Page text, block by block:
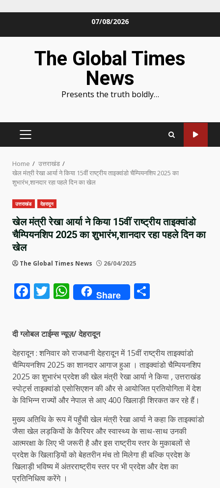
07/08/2026
The Global Times
News
Presents the truth boldly…
PRIMARY
Home
उत्तराखंड
खेल मंत्री रेखा आर्या ने किया 15वीं राष्ट्रीय ताइक्वांडो चैम्पियनशिप 2025 का
शुभारंभ,शानदार रहा पहले दिन का खेल
उत्तराखंड देहरादून
खेल मंत्री रेखा आर्या ने किया 15वीं राष्ट्रीय ताइक्वांडो
चैम्पियनशिप 2025 का शुभारंभ,शानदार रहा पहले दिन का
खेल
The Global Times News 26/04/2025
Facebook
Twitter
WhatsApp
Share
दी ग्लोबल टाईम्स न्यूज़/ देहरादून
देहरादून : शनिवार को राजधानी देहरादून में 15वीं राष्ट्रीय ताइक्वांडो
चैम्पियनशिप 2025 का शानदार आगाज हुआ । ताइक्वांडो चैम्पियनशिप
2025 का शुभारंभ प्रदेश की खेल मंत्री रेखा आर्या ने किया , उत्तराखंड
स्पोर्ट्स ताइक्वांडो एसोसिएशन की और से आयोजित प्रतियोगिता में देश
के विभिन्न राज्यों और नेपाल से आए 400 खिलाड़ी शिरकत कर रहे हैं।
मुख्य अतिथि के रूप में पहुँची खेल मंत्री रेखा आर्या ने कहा कि ताइक्वांडो
जैसा खेल लड़कियों के कैरियर और स्वास्थ्य के साथ-साथ उनकी
आत्मरक्षा के लिए भी जरूरी है और इस राष्ट्रीय स्तर के मुकाबलों से
प्रदेश के खिलाड़ियों को बेहतरीन मंच तो मिलेगा ही बल्कि प्रदेश के
खिलाड़ी भविष्य में अंतरराष्ट्रीय स्तर पर भी प्रदेश और देश का
प्रतिनिधित्व करेंगे ।